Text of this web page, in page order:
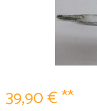
39,90 € **